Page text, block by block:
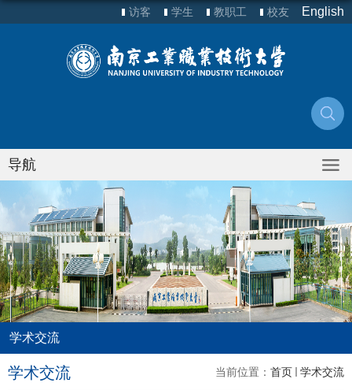
访客 学生 教职工 校友 English
导航
学术交流
当前位置： 首页 学术交流
学术交流